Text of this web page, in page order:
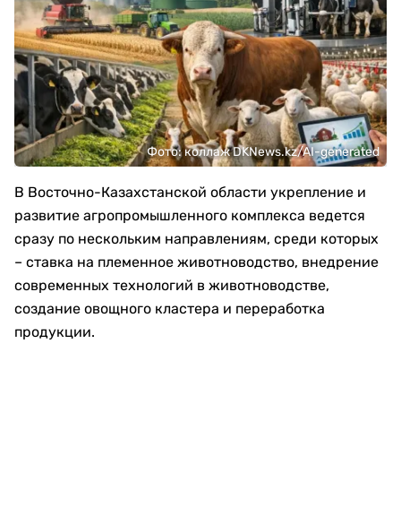
Фото: коллаж DKNews.kz/AI-generated
В Восточно-Казахстанской области укрепление и
развитие агропромышленного комплекса ведется
сразу по нескольким направлениям, среди которых
– ставка на племенное животноводство, внедрение
современных технологий в животноводстве,
создание овощного кластера и переработка
продукции.